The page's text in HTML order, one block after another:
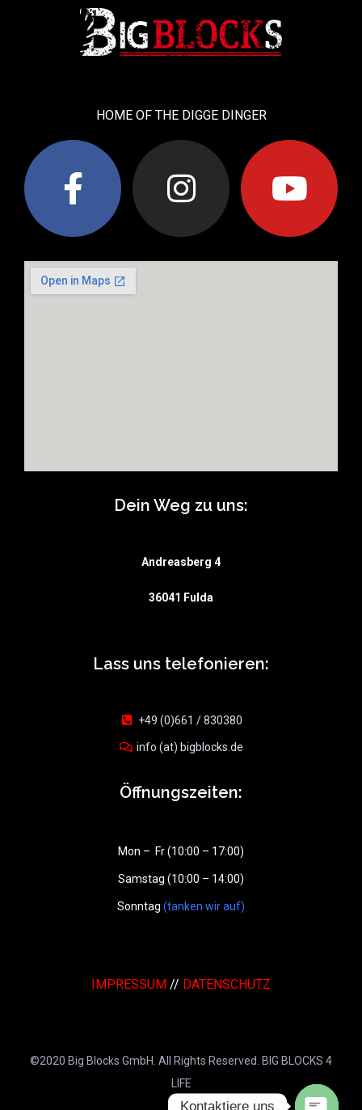
HOME OF THE DIGGE DINGER
Dein Weg zu uns:
Andreasberg 4
36041 Fulda
Lass uns telefonieren:
+49 (0)661 / 830380
info (at) bigblocks.de
Öffnungszeiten:
Mon – Fr (10:00 – 17:00)
Samstag (10:00 – 14:00)
Sonntag (tanken wir auf)
IMPRESSUM // DATENSCHUTZ
©2020 Big Blocks GmbH. All Rights Reserved. BIG BLOCKS 4
LIFE
Kontaktiere uns